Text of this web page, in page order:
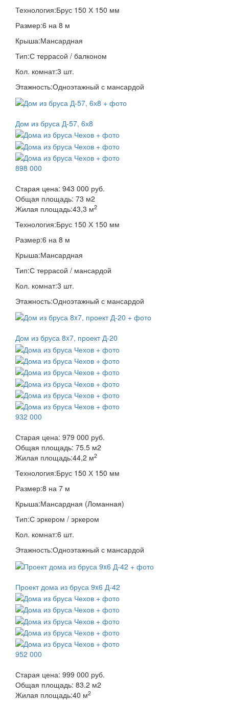
Технология:Брус 150 Х 150 мм
Размер:6 на 8 м
Крыша:Мансардная
Тип:С террасой / балконом
Кол. комнат:3 шт.
Этажность:Одноэтажный с мансардой
Дом из бруса Д-57, 6х8
898 000
Старая цена: 943 000 руб.
Общая площадь: 73 м2
Жилая площадь:43,3 м2
Технология:Брус 150 Х 150 мм
Размер:6 на 8 м
Крыша:Мансардная
Тип:С террасой / мансардой
Кол. комнат:3 шт.
Этажность:Одноэтажный с мансардой
Дом из бруса 8x7, проект Д-20
932 000
Старая цена: 979 000 руб.
Общая площадь: 75.5 м2
Жилая площадь:44,2 м2
Технология:Брус 150 Х 150 мм
Размер:8 на 7 м
Крыша:Мансардная (Ломанная)
Тип:С эркером / эркером
Кол. комнат:6 шт.
Этажность:Одноэтажный с мансардой
Проект дома из бруса 9x6 Д-42
952 000
Старая цена: 999 000 руб.
Общая площадь: 83.2 м2
Жилая площадь:40 м2